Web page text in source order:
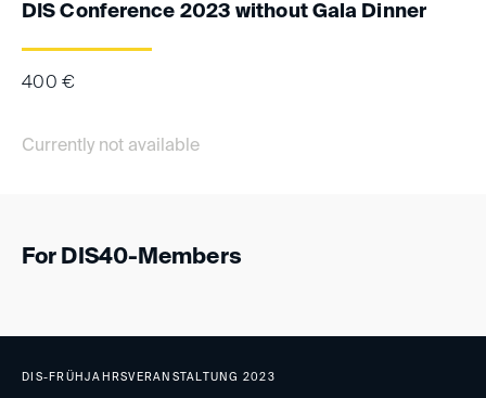
DIS Conference 2023 without Gala Dinner
400 €
Currently not available
For DIS40-Members
DIS-FRÜHJAHRSVERANSTALTUNG 2023